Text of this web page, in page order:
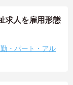
求人を雇用形態
・パート・アル